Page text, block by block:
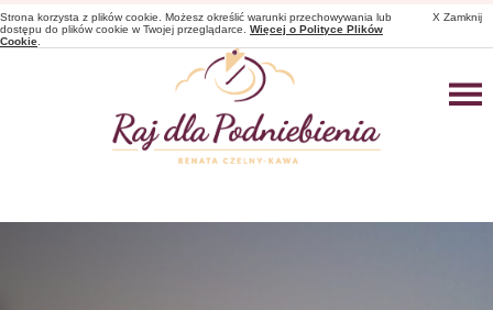
X Zamknij
Strona korzysta z plików cookie. Możesz określić warunki przechowywania lub
dostępu do plików cookie w Twojej przeglądarce. Więcej o Polityce Plików
Cookie